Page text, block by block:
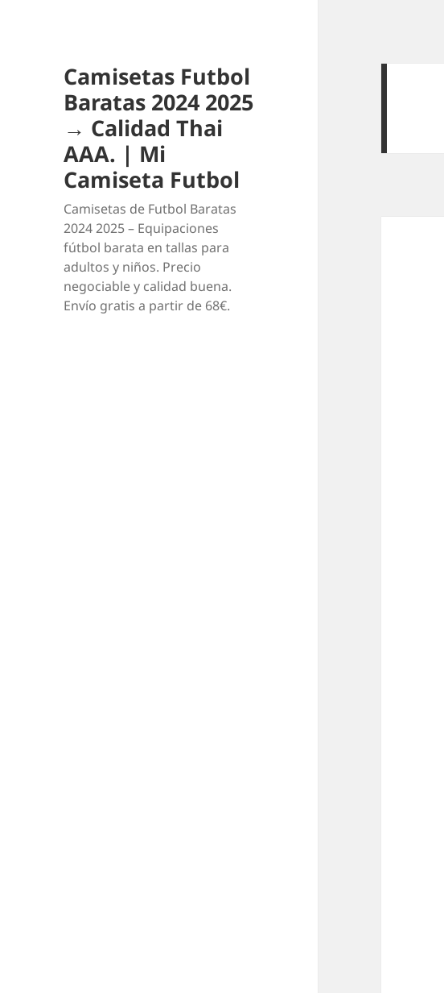
Camisetas Futbol
Baratas 2024 2025
→ Calidad Thai
AAA. | Mi
Camiseta Futbol
Camisetas de Futbol Baratas
2024 2025 – Equipaciones
fútbol barata en tallas para
adultos y niños. Precio
negociable y calidad buena.
Envío gratis a partir de 68€.